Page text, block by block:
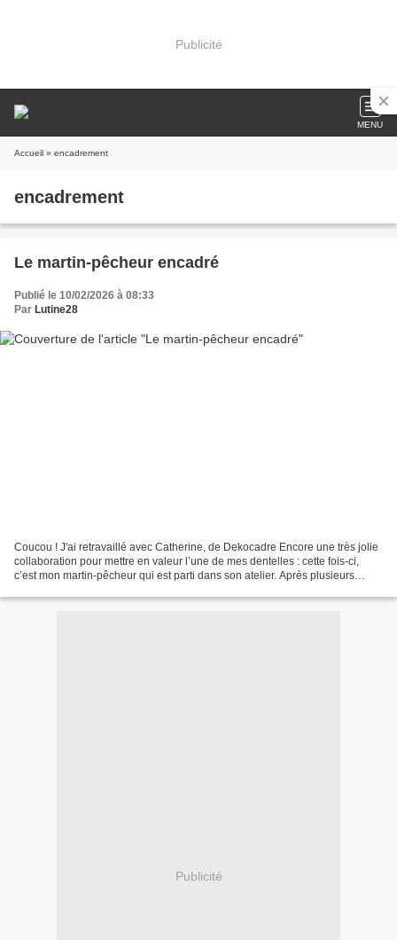
Publicité
MENU
Accueil » encadrement
encadrement
Le martin-pêcheur encadré
Publié le 10/02/2026 à 08:33
Par Lutine28
Coucou ! J'ai retravaillé avec Catherine, de Dekocadre Encore une très jolie
collaboration pour mettre en valeur l’une de mes dentelles : cette fois-ci,
c’est mon martin-pêcheur qui est parti dans son atelier. Après plusieurs
Publicité